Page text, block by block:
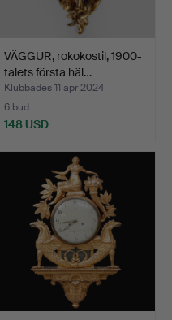
VÄGGUR, rokokostil, 1900-
talets första häl…
Klubbades 11 apr 2024
6 bud
148 USD